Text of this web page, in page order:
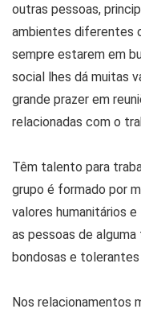
outras pessoas,
ambientes diferentes
sempre estarem em
social lhes dá muitas
grande prazer em
relacionadas com o
Têm talento para
grupo é formado por
valores humanitários
as pessoas de
bondosas e
Nos relacionamentos